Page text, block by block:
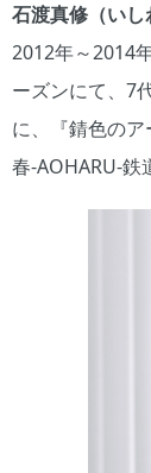
石渡真修（いし
2012年～2014
ーズンにて、7
に、『錆色の
春-AOHARU-鉄